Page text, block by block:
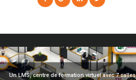
Un LMS, centre de formation virtuel avec 7